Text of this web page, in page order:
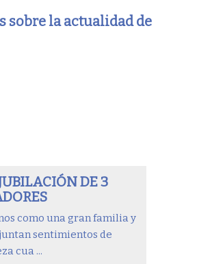
sobre la actualidad de
DE 3
como una gran familia y
sentimientos de
cua ...